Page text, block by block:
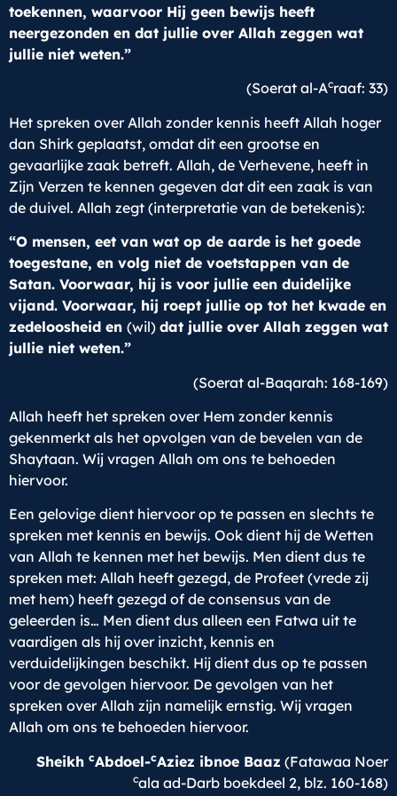
toekennen, waarvoor Hij geen bewijs heeft
neergezonden en dat jullie over Allah zeggen wat
jullie niet weten.”
(Soerat al-Acraaf: 33)
Het spreken over Allah zonder kennis heeft Allah hoger
dan Shirk geplaatst, omdat dit een grootse en
gevaarlijke zaak betreft. Allah, de Verhevene, heeft in
Zijn Verzen te kennen gegeven dat dit een zaak is van
de duivel. Allah zegt (interpretatie van de betekenis):
“O mensen, eet van wat op de aarde is het goede
toegestane, en volg niet de voetstappen van de
Satan. Voorwaar, hij is voor jullie een duidelijke
vijand. Voorwaar, hij roept jullie op tot het kwade en
zedeloosheid en (wil) dat jullie over Allah zeggen wat
jullie niet weten.”
(Soerat al-Baqarah: 168-169)
Allah heeft het spreken over Hem zonder kennis
gekenmerkt als het opvolgen van de bevelen van de
Shaytaan. Wij vragen Allah om ons te behoeden
hiervoor.
Een gelovige dient hiervoor op te passen en slechts te
spreken met kennis en bewijs. Ook dient hij de Wetten
van Allah te kennen met het bewijs. Men dient dus te
spreken met: Allah heeft gezegd, de Profeet (vrede zij
met hem) heeft gezegd of de consensus van de
geleerden is… Men dient dus alleen een Fatwa uit te
vaardigen als hij over inzicht, kennis en
verduidelijkingen beschikt. Hij dient dus op te passen
voor de gevolgen hiervoor. De gevolgen van het
spreken over Allah zijn namelijk ernstig. Wij vragen
Allah om ons te behoeden hiervoor.
Sheikh cAbdoel-cAziez ibnoe Baaz (Fatawaa Noer
cala ad-Darb boekdeel 2, blz. 160-168)